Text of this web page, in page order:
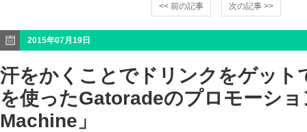
<< 前の記事 次の記事 >>
2015年07月19日
汗をかくことでドリンクをゲット
を使ったGatoradeのプロモーシ
Machine」